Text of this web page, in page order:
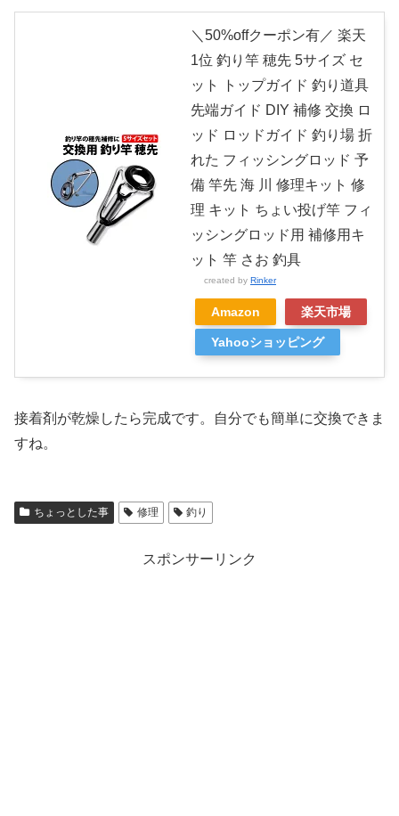
＼50%offクーポン有／ 楽天
1位 釣り竿 穂先 5サイズ セ
ット トップガイド 釣り道具
先端ガイド DIY 補修 交換 ロ
ッド ロッドガイド 釣り場 折
れた フィッシングロッド 予
備 竿先 海 川 修理キット 修
理 キット ちょい投げ竿 フィ
ッシングロッド用 補修用キ
ット 竿 さお 釣具
created by Rinker
Amazon 楽天市場
Yahooショッピング
接着剤が乾燥したら完成です。自分でも簡単に交換できま
すね。
ちょっとした事 修理 釣り
スポンサーリンク